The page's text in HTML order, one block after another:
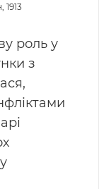
роль у
з